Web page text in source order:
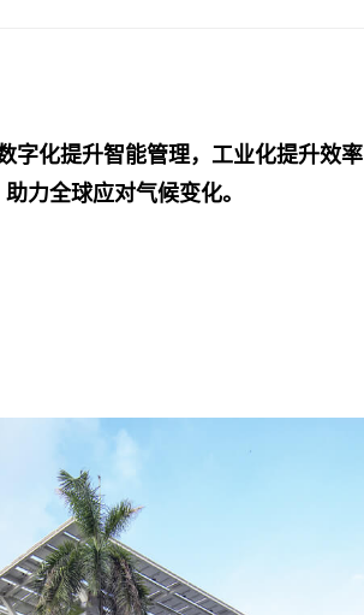
字化提升智能管理，工业化提升效
力全球应对气候变化。